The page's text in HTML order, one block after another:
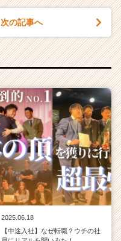
次の記事へ
2025.06.18
【中途入社】なぜ転職？ウチの社